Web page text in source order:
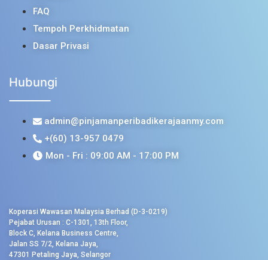
FAQ
Tempoh Perkhidmatan
Dasar Privasi
Hubungi
admin@pinjamanperibadikerajaanmy.com
+(60) 13-957 0479
Mon - Fri : 09:00 AM - 17:00 PM
Koperasi Wawasan Malaysia Berhad (D-3-0219)
Pejabat Urusan : C-1301, 13th Floor,
Block C, Kelana Business Centre,
Jalan SS 7/2, Kelana Jaya,
47301 Petaling Jaya, Selangor